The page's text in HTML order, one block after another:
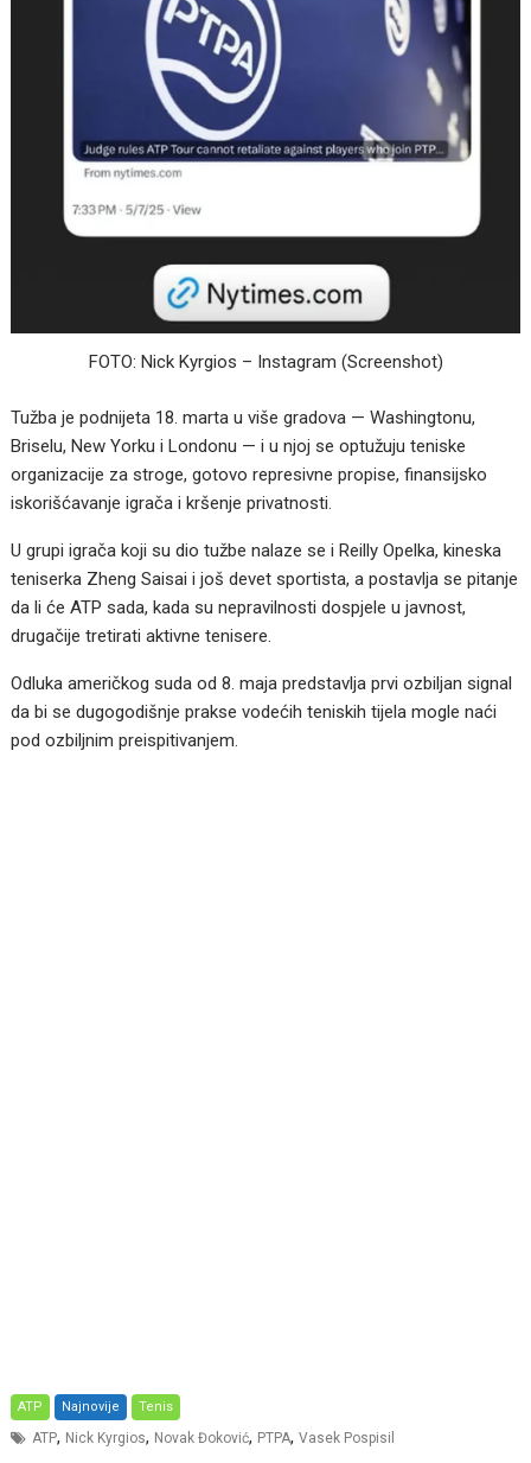
FOTO: Nick Kyrgios – Instagram (Screenshot)
Tužba je podnijeta 18. marta u više gradova — Washingtonu,
Briselu, New Yorku i Londonu — i u njoj se optužuju teniske
organizacije za stroge, gotovo represivne propise, finansijsko
iskorišćavanje igrača i kršenje privatnosti.
U grupi igrača koji su dio tužbe nalaze se i Reilly Opelka, kineska
teniserka Zheng Saisai i još devet sportista, a postavlja se pitanje
da li će ATP sada, kada su nepravilnosti dospjele u javnost,
drugačije tretirati aktivne tenisere.
Odluka američkog suda od 8. maja predstavlja prvi ozbiljan signal
da bi se dugogodišnje prakse vodećih teniskih tijela mogle naći
pod ozbiljnim preispitivanjem.
ATP Najnovije Tenis
ATP, Nick Kyrgios, Novak Đoković, PTPA,Vasek Pospisil